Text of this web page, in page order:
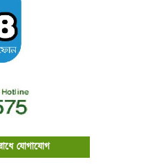
যোগাযোগ